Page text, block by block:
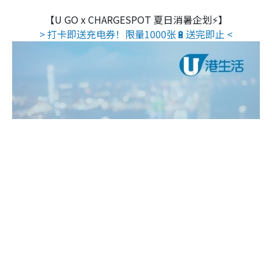
【U GO x CHARGESPOT 夏日消暑企划⚡】
> 打卡即送充电券！限量1000张🔋送完即止 <